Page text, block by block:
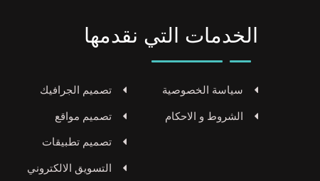
الخدمات التي نقدمها
تصميم الجرافيك
تصميم مواقع
تصميم تطبيقات
التسويق الالكتروني
سياسة الخصوصية
الشروط و الاحكام